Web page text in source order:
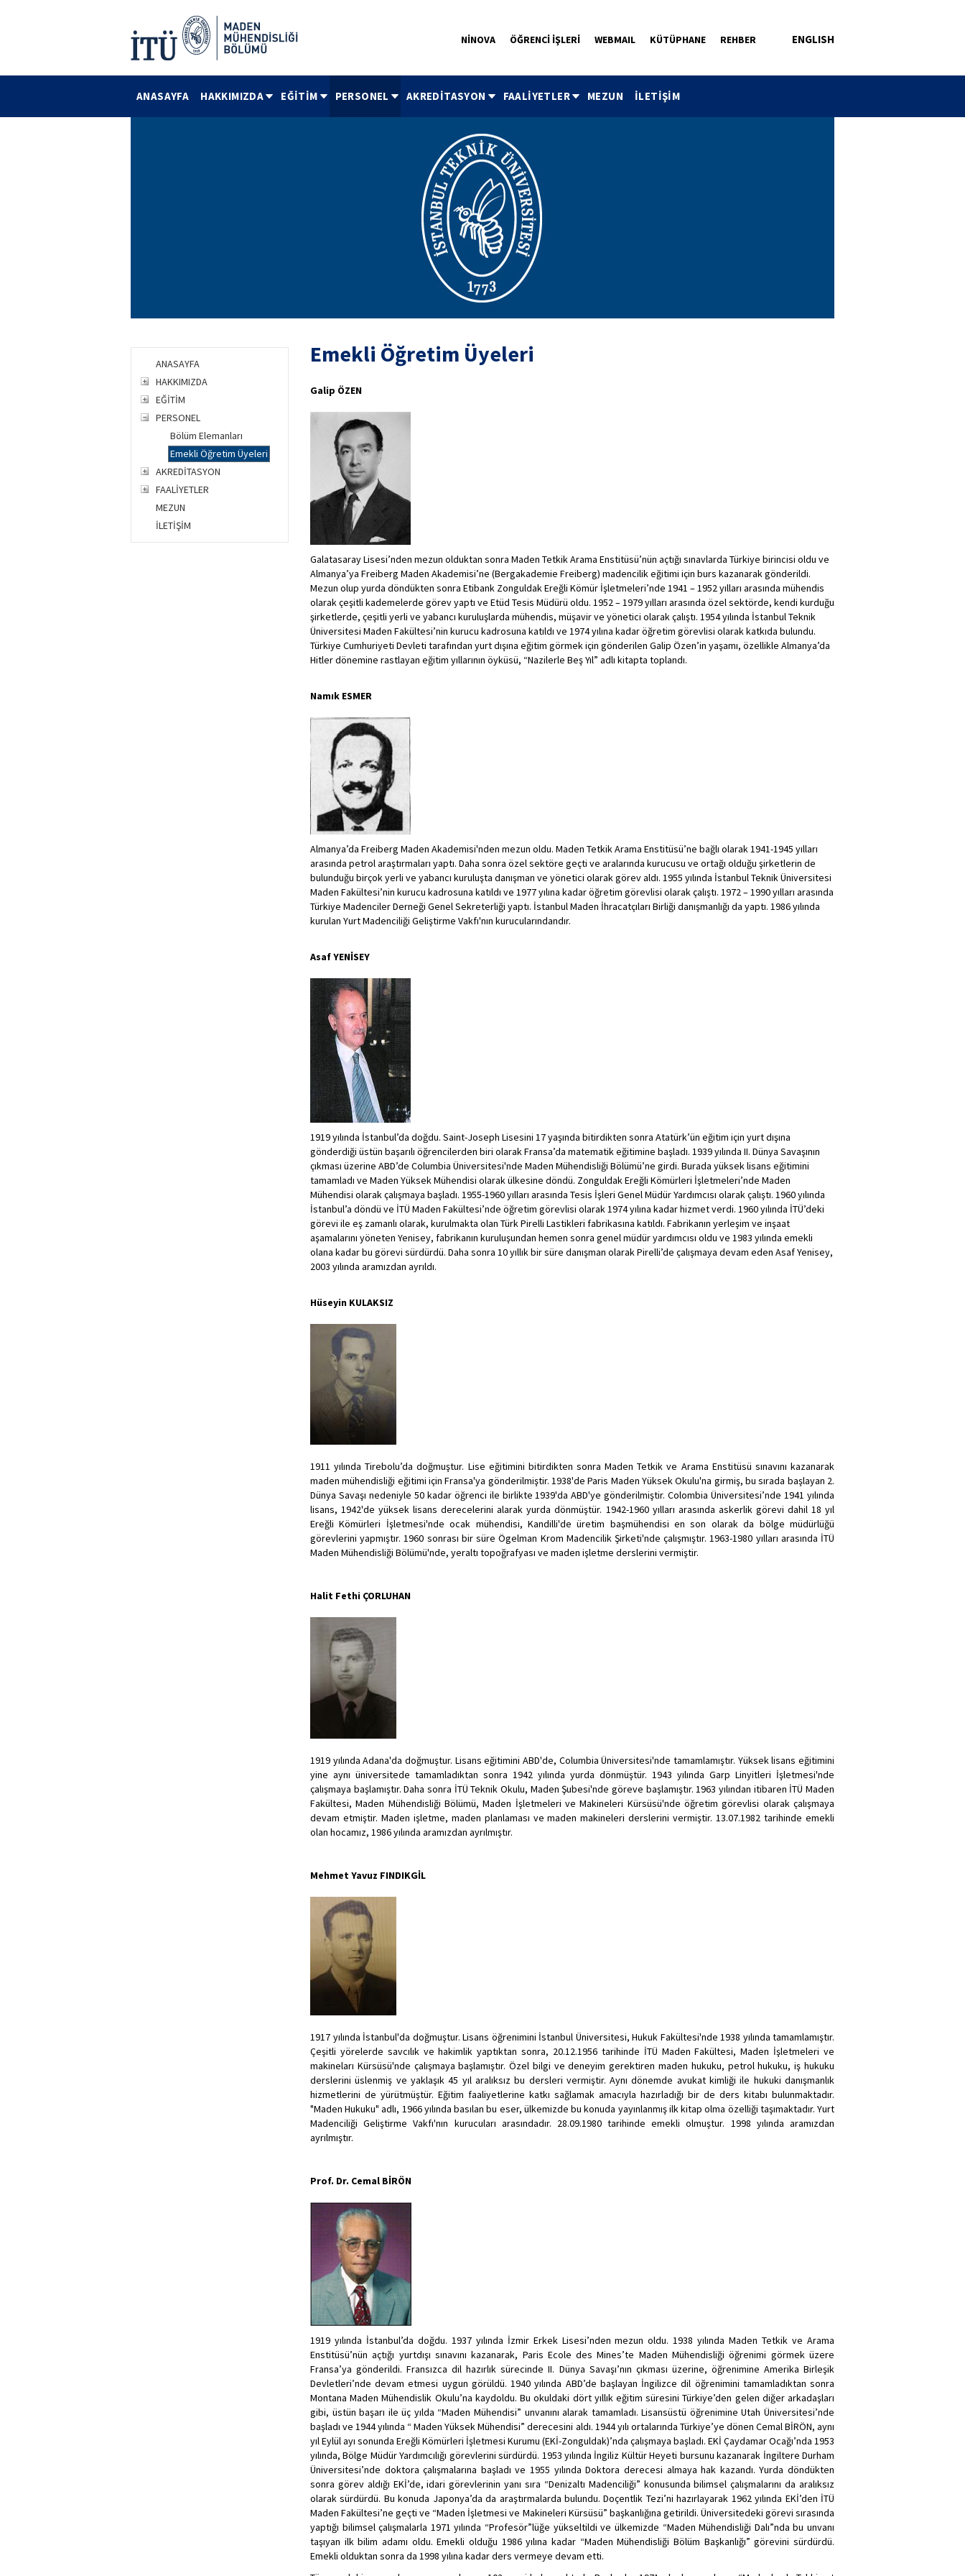
ENGLISH
NİNOVA ÖĞRENCİ İŞLERİ WEBMAIL KÜTÜPHANE REHBER
ANASAYFA HAKKIMIZDA EĞİTİM PERSONEL AKREDİTASYON FAALİYETLER MEZUN İLETİŞİM
ANASAYFA
HAKKIMIZDA
EĞİTİM
PERSONEL
Bölüm Elemanları
Emekli Öğretim Üyeleri
AKREDİTASYON
FAALİYETLER
MEZUN
İLETİŞİM
Emekli Öğretim Üyeleri
Galip ÖZEN
Galatasaray Lisesi’nden mezun olduktan sonra Maden Tetkik Arama Enstitüsü’nün açtığı sınavlarda Türkiye birincisi oldu ve
Almanya’ya Freiberg Maden Akademisi’ne (Bergakademie Freiberg) madencilik eğitimi için burs kazanarak gönderildi.
Mezun olup yurda döndükten sonra Etibank Zonguldak Ereğli Kömür İşletmeleri’nde 1941 – 1952 yılları arasında mühendis
olarak çeşitli kademelerde görev yaptı ve Etüd Tesis Müdürü oldu. 1952 – 1979 yılları arasında özel sektörde, kendi kurduğu
şirketlerde, çeşitli yerli ve yabancı kuruluşlarda mühendis, müşavir ve yönetici olarak çalıştı. 1954 yılında İstanbul Teknik
Üniversitesi Maden Fakültesi’nin kurucu kadrosuna katıldı ve 1974 yılına kadar öğretim görevlisi olarak katkıda bulundu.
Türkiye Cumhuriyeti Devleti tarafından yurt dışına eğitim görmek için gönderilen Galip Özen’in yaşamı, özellikle Almanya’da
Hitler dönemine rastlayan eğitim yıllarının öyküsü, “Nazilerle Beş Yıl” adlı kitapta toplandı.
Namık ESMER
Almanya’da Freiberg Maden Akademisi'nden mezun oldu. Maden Tetkik Arama Enstitüsü’ne bağlı olarak 1941-1945 yılları
arasında petrol araştırmaları yaptı. Daha sonra özel sektöre geçti ve aralarında kurucusu ve ortağı olduğu şirketlerin de
bulunduğu birçok yerli ve yabancı kuruluşta danışman ve yönetici olarak görev aldı. 1955 yılında İstanbul Teknik Üniversitesi
Maden Fakültesi’nin kurucu kadrosuna katıldı ve 1977 yılına kadar öğretim görevlisi olarak çalıştı. 1972 – 1990 yılları arasında
Türkiye Madenciler Derneği Genel Sekreterliği yaptı. İstanbul Maden İhracatçıları Birliği danışmanlığı da yaptı. 1986 yılında
kurulan Yurt Madenciliği Geliştirme Vakfı'nın kurucularındandır.
Asaf YENİSEY
1919 yılında İstanbul’da doğdu. Saint-Joseph Lisesini 17 yaşında bitirdikten sonra Atatürk’ün eğitim için yurt dışına
gönderdiği üstün başarılı öğrencilerden biri olarak Fransa’da matematik eğitimine başladı. 1939 yılında II. Dünya Savaşının
çıkması üzerine ABD’de Columbia Üniversitesi'nde Maden Mühendisliği Bölümü’ne girdi. Burada yüksek lisans eğitimini
tamamladı ve Maden Yüksek Mühendisi olarak ülkesine döndü. Zonguldak Ereğli Kömürleri İşletmeleri’nde Maden
Mühendisi olarak çalışmaya başladı. 1955-1960 yılları arasında Tesis İşleri Genel Müdür Yardımcısı olarak çalıştı. 1960 yılında
İstanbul’a döndü ve İTÜ Maden Fakültesi’nde öğretim görevlisi olarak 1974 yılına kadar hizmet verdi. 1960 yılında İTÜ’deki
görevi ile eş zamanlı olarak, kurulmakta olan Türk Pirelli Lastikleri fabrikasına katıldı. Fabrikanın yerleşim ve inşaat
aşamalarını yöneten Yenisey, fabrikanın kuruluşundan hemen sonra genel müdür yardımcısı oldu ve 1983 yılında emekli
olana kadar bu görevi sürdürdü. Daha sonra 10 yıllık bir süre danışman olarak Pirelli’de çalışmaya devam eden Asaf Yenisey,
2003 yılında aramızdan ayrıldı.
Hüseyin KULAKSIZ
1911 yılında Tirebolu’da doğmuştur. Lise eğitimini bitirdikten sonra Maden Tetkik ve Arama Enstitüsü sınavını kazanarak
maden mühendisliği eğitimi için Fransa'ya gönderilmiştir. 1938'de Paris Maden Yüksek Okulu'na girmiş, bu sırada başlayan 2.
Dünya Savaşı nedeniyle 50 kadar öğrenci ile birlikte 1939'da ABD'ye gönderilmiştir. Colombia Üniversitesi’nde 1941 yılında
lisans, 1942'de yüksek lisans derecelerini alarak yurda dönmüştür. 1942-1960 yılları arasında askerlik görevi dahil 18 yıl
Ereğli Kömürleri İşletmesi'nde ocak mühendisi, Kandilli'de üretim başmühendisi en son olarak da bölge müdürlüğü
görevlerini yapmıştır. 1960 sonrası bir süre Ögelman Krom Madencilik Şirketi'nde çalışmıştır. 1963-1980 yılları arasında İTÜ
Maden Mühendisliği Bölümü'nde, yeraltı topoğrafyası ve maden işletme derslerini vermiştir.
Halit Fethi ÇORLUHAN
1919 yılında Adana'da doğmuştur. Lisans eğitimini ABD'de, Columbia Üniversitesi'nde tamamlamıştır. Yüksek lisans eğitimini
yine aynı üniversitede tamamladıktan sonra 1942 yılında yurda dönmüştür. 1943 yılında Garp Linyitleri İşletmesi'nde
çalışmaya başlamıştır. Daha sonra İTÜ Teknik Okulu, Maden Şubesi'nde göreve başlamıştır. 1963 yılından itibaren İTÜ Maden
Fakültesi, Maden Mühendisliği Bölümü, Maden İşletmeleri ve Makineleri Kürsüsü'nde öğretim görevlisi olarak çalışmaya
devam etmiştir. Maden işletme, maden planlaması ve maden makineleri derslerini vermiştir. 13.07.1982 tarihinde emekli
olan hocamız, 1986 yılında aramızdan ayrılmıştır.
Mehmet Yavuz FINDIKGİL
1917 yılında İstanbul'da doğmuştur. Lisans öğrenimini İstanbul Üniversitesi, Hukuk Fakültesi'nde 1938 yılında tamamlamıştır.
Çeşitli yörelerde savcılık ve hakimlik yaptıktan sonra, 20.12.1956 tarihinde İTÜ Maden Fakültesi, Maden İşletmeleri ve
makineları Kürsüsü'nde çalışmaya başlamıştır. Özel bilgi ve deneyim gerektiren maden hukuku, petrol hukuku, iş hukuku
derslerini üslenmiş ve yaklaşık 45 yıl aralıksız bu dersleri vermiştir. Aynı dönemde avukat kimliği ile hukuki danışmanlık
hizmetlerini de yürütmüştür. Eğitim faaliyetlerine katkı sağlamak amacıyla hazırladığı bir de ders kitabı bulunmaktadır.
"Maden Hukuku" adlı, 1966 yılında basılan bu eser, ülkemizde bu konuda yayınlanmış ilk kitap olma özelliği taşımaktadır. Yurt
Madenciliği Geliştirme Vakfı'nın kurucuları arasındadır. 28.09.1980 tarihinde emekli olmuştur. 1998 yılında aramızdan
ayrılmıştır.
Prof. Dr. Cemal BİRÖN
1919 yılında İstanbul’da doğdu. 1937 yılında İzmir Erkek Lisesi’nden mezun oldu. 1938 yılında Maden Tetkik ve Arama
Enstitüsü’nün açtığı yurtdışı sınavını kazanarak, Paris Ecole des Mines’te Maden Mühendisliği öğrenimi görmek üzere
Fransa’ya gönderildi. Fransızca dil hazırlık sürecinde II. Dünya Savaşı’nın çıkması üzerine, öğrenimine Amerika Birleşik
Devletleri’nde devam etmesi uygun görüldü. 1940 yılında ABD’de başlayan İngilizce dil öğrenimini tamamladıktan sonra
Montana Maden Mühendislik Okulu’na kaydoldu. Bu okuldaki dört yıllık eğitim süresini Türkiye’den gelen diğer arkadaşları
gibi, üstün başarı ile üç yılda “Maden Mühendisi” unvanını alarak tamamladı. Lisansüstü öğrenimine Utah Üniversitesi’nde
başladı ve 1944 yılında “ Maden Yüksek Mühendisi” derecesini aldı. 1944 yılı ortalarında Türkiye’ye dönen Cemal BİRÖN, aynı
yıl Eylül ayı sonunda Ereğli Kömürleri İşletmesi Kurumu (EKİ-Zonguldak)’nda çalışmaya başladı. EKİ Çaydamar Ocağı’nda 1953
yılında, Bölge Müdür Yardımcılığı görevlerini sürdürdü. 1953 yılında İngiliz Kültür Heyeti bursunu kazanarak İngiltere Durham
Üniversitesi’nde doktora çalışmalarına başladı ve 1955 yılında Doktora derecesi almaya hak kazandı. Yurda döndükten
sonra görev aldığı EKİ’de, idari görevlerinin yanı sıra “Denizaltı Madenciliği” konusunda bilimsel çalışmalarını da aralıksız
olarak sürdürdü. Bu konuda Japonya’da da araştırmalarda bulundu. Doçentlik Tezi’ni hazırlayarak 1962 yılında EKİ’den İTÜ
Maden Fakültesi’ne geçti ve “Maden İşletmesi ve Makineleri Kürsüsü” başkanlığına getirildi. Üniversitedeki görevi sırasında
yaptığı bilimsel çalışmalarla 1971 yılında “Profesör”lüğe yükseltildi ve ülkemizde “Maden Mühendisliği Dalı”nda bu unvanı
taşıyan ilk bilim adamı oldu. Emekli olduğu 1986 yılına kadar “Maden Mühendisliği Bölüm Başkanlığı” görevini sürdürdü.
Emekli olduktan sonra da 1998 yılına kadar ders vermeye devam etti.